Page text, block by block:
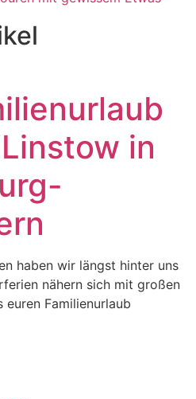
in
haben wir längst hinter uns
nähern sich mit großen
Familienurlaub